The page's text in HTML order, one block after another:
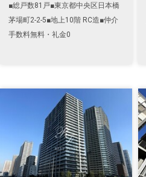
■総戸数81戸■東京都中央区日本橋
茅場町2-2-5■地上10階 RC造■仲介
手数料無料・礼金0